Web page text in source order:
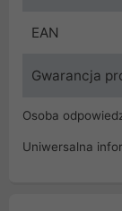
EAN
Gwarancja
Osoba
Uniwersalna